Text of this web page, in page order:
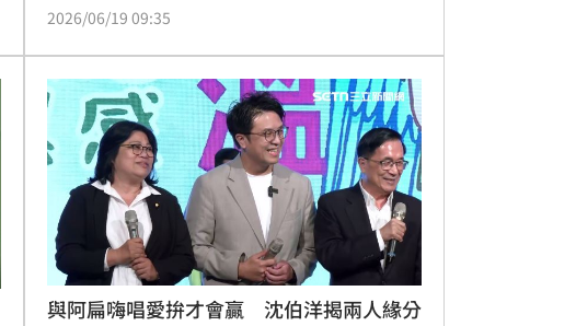
好人才戰隊齊祝大家端午佳節愉快！」並曝光一
話「不管你是支持北部粽還是南部粽，最粽要的
事情是，年底選舉請一定要支持我們民進黨的好
人才，讓我們團結台灣、地方共好！」
2026/06/19 09:35
與阿扁嗨唱愛拚才會贏 沈伯洋揭兩人緣分